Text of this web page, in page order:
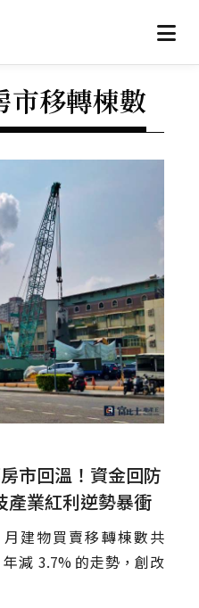
市移轉棟數
市回溫！資金回防
產業紅利逆勢暴衝
建物買賣移轉棟數共
減 3.7% 的走勢，創改